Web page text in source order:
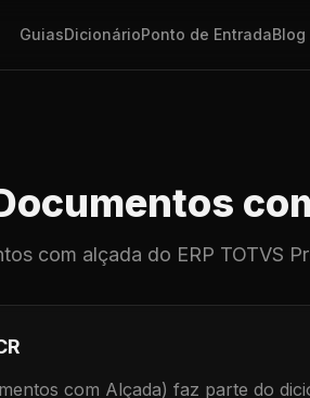
GuiasDicionárioPonto de EntradaBlog
com alçada do ERP TOTVS
com Alçada) faz parte do